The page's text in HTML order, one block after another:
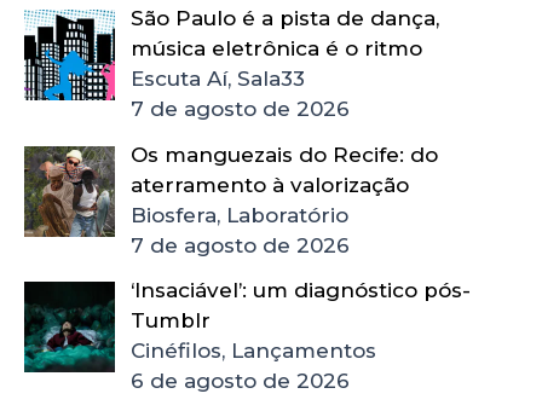
São Paulo é a pista de dança,
música eletrônica é o ritmo
Escuta Aí, Sala33
7 de agosto de 2026
Os manguezais do Recife: do
aterramento à valorização
Biosfera, Laboratório
7 de agosto de 2026
‘Insaciável’: um diagnóstico pós-
Tumblr
Cinéfilos, Lançamentos
6 de agosto de 2026